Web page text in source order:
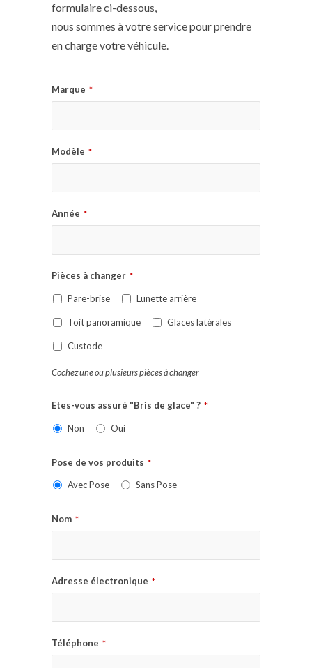
formulaire ci-dessous,
nous sommes à votre service pour prendre
en charge votre véhicule.
Marque *
Modèle *
Année *
Pièces à changer *
Pare-brise Lunette arrière
Toit panoramique Glaces latérales
Custode
Cochez une ou plusieurs pièces à changer
Etes-vous assuré "Bris de glace" ? *
Non Oui
Pose de vos produits *
Avec Pose Sans Pose
Nom *
Adresse électronique *
Téléphone *